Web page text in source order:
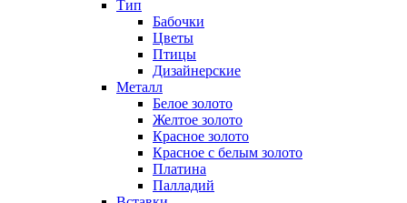
Тип
Бабочки
Цветы
Птицы
Дизайнерские
Металл
Белое золото
Желтое золото
Красное золото
Красное с белым золото
Платина
Палладий